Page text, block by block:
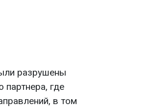
разрушены
партнера, где
в том